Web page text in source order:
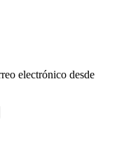
electrónico desde